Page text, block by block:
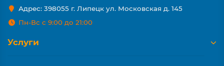
Адрес: 398055 г. Липецк ул. Московская д. 145
Пн-Вс с 9:00 до 21:00
Услуги